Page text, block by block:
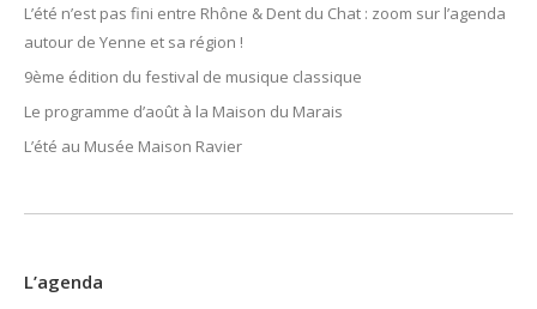
L’été n’est pas fini entre Rhône & Dent du Chat : zoom sur l’agenda
autour de Yenne et sa région !
9ème édition du festival de musique classique
Le programme d’août à la Maison du Marais
L’été au Musée Maison Ravier
L’agenda